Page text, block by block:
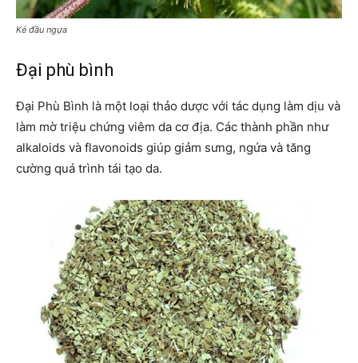
Ké đầu ngựa
Đại phù bình
Đại Phù Bình là một loại thảo dược với tác dụng làm dịu và
làm mờ triệu chứng viêm da cơ địa. Các thành phần như
alkaloids và flavonoids giúp giảm sưng, ngứa và tăng
cường quá trình tái tạo da.